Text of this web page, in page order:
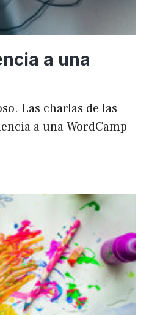
a una
Las charlas de las
a una WordCamp